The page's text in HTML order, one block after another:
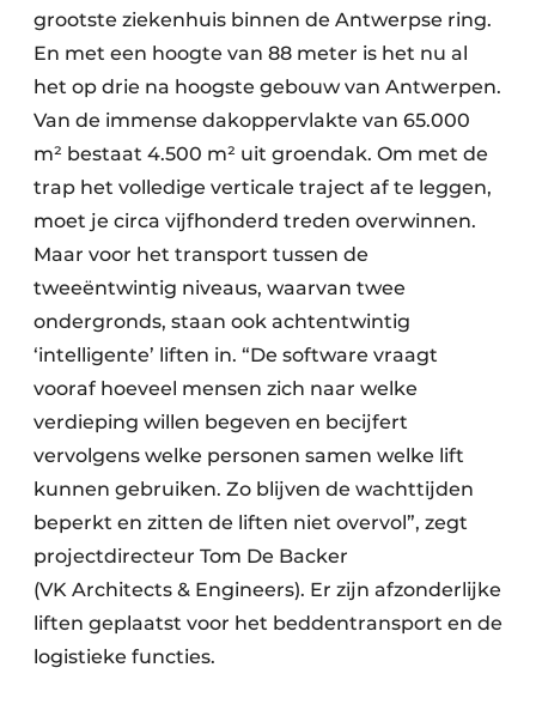
grootste ziekenhuis binnen de Antwerpse ring.
En met een hoogte van 88 meter is het nu al
het op drie na hoogste gebouw van Antwerpen.
Van de immense dakoppervlakte van 65.000
m² bestaat 4.500 m² uit groendak. Om met de
trap het volledige verticale traject af te leggen,
moet je circa vijfhonderd treden overwinnen.
Maar voor het transport tussen de
tweeëntwintig niveaus, waarvan twee
ondergronds, staan ook achtentwintig
‘intelligente’ liften in. “De software vraagt
vooraf hoeveel mensen zich naar welke
verdieping willen begeven en becijfert
vervolgens welke personen samen welke lift
kunnen gebruiken. Zo blijven de wachttijden
beperkt en zitten de liften niet overvol”, zegt
projectdirecteur Tom De Backer
(VK Architects & Engineers). Er zijn afzonderlijke
liften geplaatst voor het beddentransport en de
logistieke functies.